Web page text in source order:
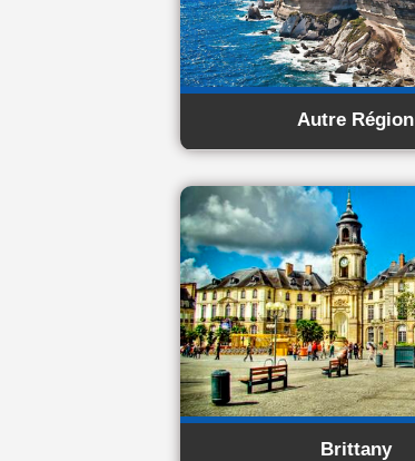
Autre Région
Brittany